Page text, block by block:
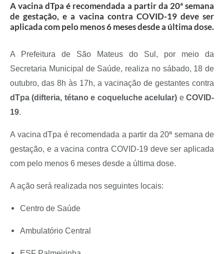
Cadastro para Castração
Feriados Municipais
Imprensa
Telefones Postos de Saúde
Recebimento de Recursos
Iluminação Pública
A vacina dTpa é recomendada a partir da 20ª semana
de gestação, e a vacina contra COVID-19 deve ser
aplicada com pelo menos 6 meses desde a última dose.
A Prefeitura de São Mateus do Sul, por meio da
Secretaria Municipal de Saúde, realiza no sábado, 18 de
outubro, das 8h às 17h, a vacinação de gestantes contra
dTpa (difteria, tétano e coqueluche acelular) eCOVID-
19.
A vacina dTpa é recomendada a partir da 20ª semana de
gestação, e a vacina contra COVID-19 deve ser aplicada
com pelo menos 6 meses desde a última dose.
A ação será realizada nos seguintes locais:
Centro de Saúde
Ambulatório Central